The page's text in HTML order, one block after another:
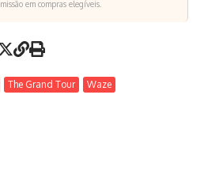
em compras elegíveis.
The Grand Tour Waze